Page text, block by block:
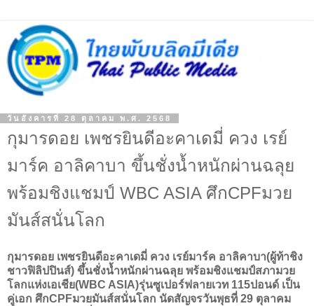
วันอังคารที่ 28 ตุลาคม พ.ศ. 2568
กุมารดอย เพชรยินดีอะคาเดมี่ ควง เรย์
มาร์ค อาลิคาบา ขึ้นชั่งน้ำหนักผ่านฉลุย
พร้อมชิงแชมป์ WBC ASIA ศึกCPFมวย
มันส์สนั่นโลก
กุมารดอย เพชรยินดีอะคาเดมี่ ควง เรย์มาร์ค อาลิคาบา(ผู้ท้าชิง
ชาวฟิลิปปินส์) ขึ้นชั่งน้ำหนักผ่านฉลุย พร้อมชิงแชมป์สภามวย
โลกแห่งเอเชีย(WBC ASIA)รุ่นซูเปอร์ฟลายเวท 115ปอนด์ เป็น
คู่เอก ศึกCPFมวยมันส์สนั่นโลก นัดสัญจรวันพุธที่ 29 ตุลาคม